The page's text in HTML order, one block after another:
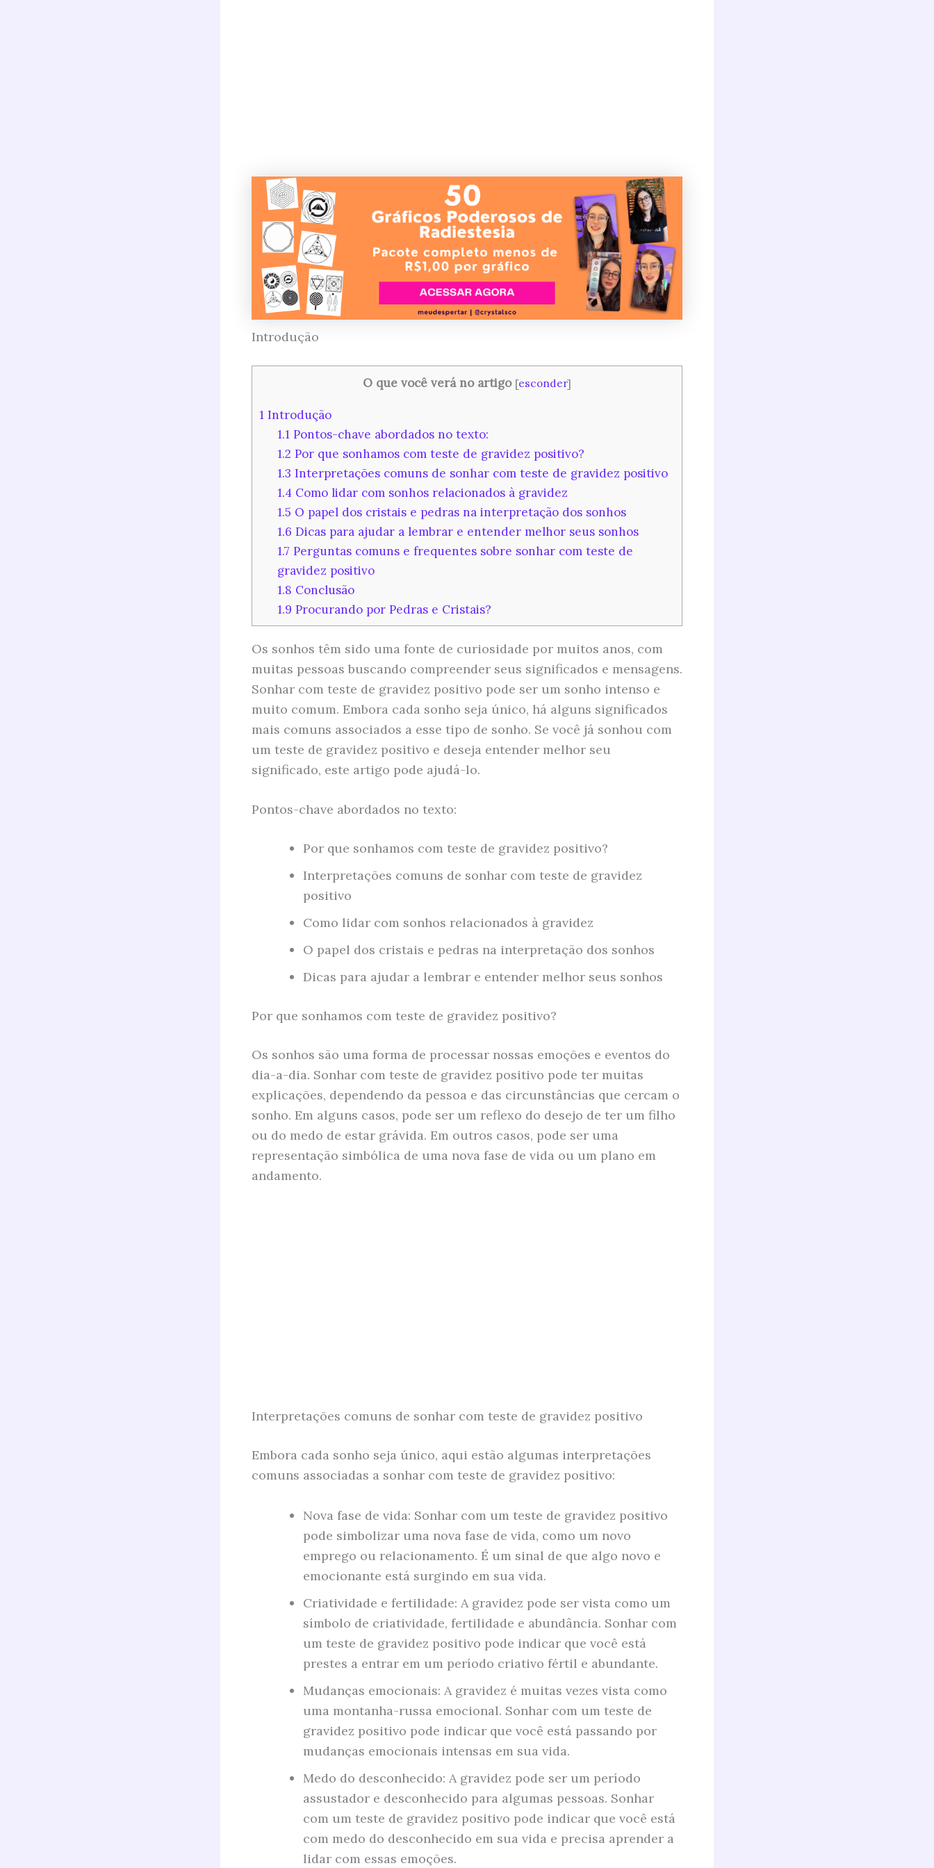
Introdução
O que você verá no artigo [esconder]
1 Introdução
1.1Pontos-chave abordados no texto:
1.2 Por que sonhamos com teste de gravidez positivo?
1.3 Interpretações comuns de sonhar com teste de gravidez positivo
1.4 Como lidar com sonhos relacionados à gravidez
1.5 O papel dos cristais e pedras na interpretação dos sonhos
1.6 Dicas para ajudar a lembrar e entender melhor seus sonhos
1.7 Perguntas comuns e frequentes sobre sonhar com teste de
gravidez positivo
1.8 Conclusão
1.9 Procurando por Pedras e Cristais?
Os sonhos têm sido uma fonte de curiosidade por muitos anos, com
muitas pessoas buscando compreender seus significados e mensagens.
Sonhar com teste de gravidez positivo pode ser um sonho intenso e
muito comum. Embora cada sonho seja único, há alguns significados
mais comuns associados a esse tipo de sonho. Se você já sonhou com
um teste de gravidez positivo e deseja entender melhor seu
significado, este artigo pode ajudá-lo.
Pontos-chave abordados no texto:
Por que sonhamos com teste de gravidez positivo?
Interpretações comuns de sonhar com teste de gravidez
positivo
Como lidar com sonhos relacionados à gravidez
O papel dos cristais e pedras na interpretação dos sonhos
Dicas para ajudar a lembrar e entender melhor seus sonhos
Por que sonhamos com teste de gravidez positivo?
Os sonhos são uma forma de processar nossas emoções e eventos do
dia-a-dia. Sonhar com teste de gravidez positivo pode ter muitas
explicações, dependendo da pessoa e das circunstâncias que cercam o
sonho. Em alguns casos, pode ser um reflexo do desejo de ter um filho
ou do medo de estar grávida. Em outros casos, pode ser uma
representação simbólica de uma nova fase de vida ou um plano em
andamento.
Interpretações comuns de sonhar com teste de gravidez positivo
Embora cada sonho seja único, aqui estão algumas interpretações
comuns associadas a sonhar com teste de gravidez positivo:
Nova fase de vida: Sonhar com um teste de gravidez positivo
pode simbolizar uma nova fase de vida, como um novo
emprego ou relacionamento. É um sinal de que algo novo e
emocionante está surgindo em sua vida.
Criatividade e fertilidade: A gravidez pode ser vista como um
símbolo de criatividade, fertilidade e abundância. Sonhar com
um teste de gravidez positivo pode indicar que você está
prestes a entrar em um período criativo fértil e abundante.
Mudanças emocionais: A gravidez é muitas vezes vista como
uma montanha-russa emocional. Sonhar com um teste de
gravidez positivo pode indicar que você está passando por
mudanças emocionais intensas em sua vida.
Medo do desconhecido: A gravidez pode ser um período
assustador e desconhecido para algumas pessoas. Sonhar
com um teste de gravidez positivo pode indicar que você está
com medo do desconhecido em sua vida e precisa aprender a
lidar com essas emoções.